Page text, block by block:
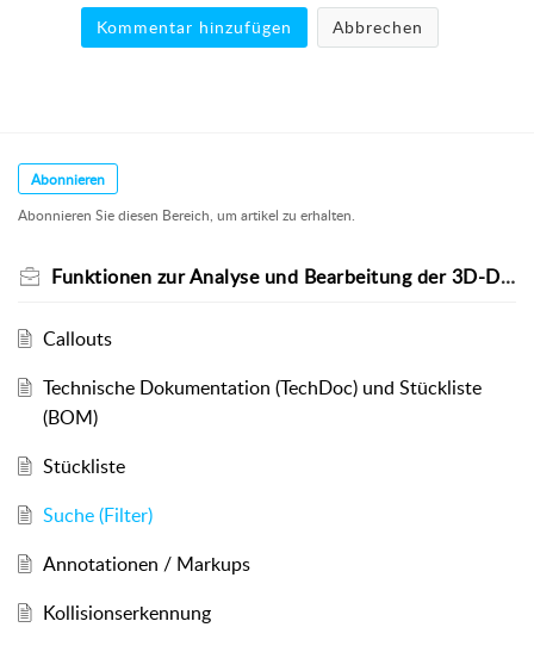
Kommentar hinzufügen Abbrechen
Abonnieren
Abonnieren Sie diesen Bereich, um artikel zu erhalten.
Funktionen zur Analyse und Bearbeitung der 3D-Daten
Callouts
Technische Dokumentation (TechDoc) und Stückliste
(BOM)
Stückliste
Suche (Filter)
Annotationen / Markups
Kollisionserkennung